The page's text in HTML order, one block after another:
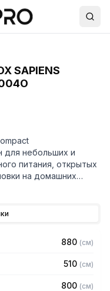
SAPIENS
для небольших и
питания, открытых
на домашних
стеклом
на оператора и
для
880 (см)
510 (см)
800 (см)